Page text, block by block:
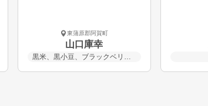
東蒲原郡阿賀町
山口庫幸
黒米、黒小豆、ブラックベリー、コシアブラ、タラの芽